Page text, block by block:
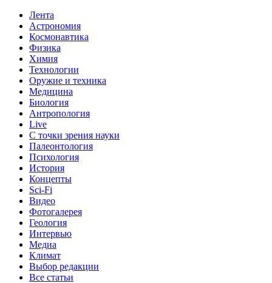
Лента
Астрономия
Космонавтика
Физика
Химия
Технологии
Оружие и техника
Медицина
Биология
Антропология
Live
С точки зрения науки
Палеонтология
Психология
История
Концепты
Sci-Fi
Видео
Фотогалерея
Геология
Интервью
Медиа
Климат
Выбор редакции
Все статьи